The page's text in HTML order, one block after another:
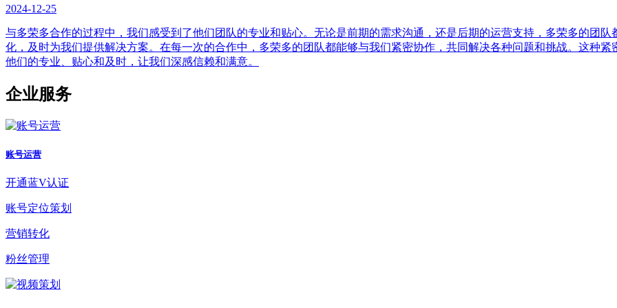
2024-12-25
与多荣多合作的过程中，我们感受到了他们团队的专业和贴心。无论是前期的需求沟通，还是后期的运营支持，多荣多的团
化，及时为我们提供解决方案。在每一次的合作中，多荣多的团队都能够与我们紧密协作，共同解决各种问题和挑战。这种
他们的专业、贴心和及时，让我们深感信赖和满意。
企业服务
账号运营
开通蓝V认证
账号定位策划
营销转化
粉丝管理